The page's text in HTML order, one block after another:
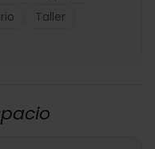
Taller